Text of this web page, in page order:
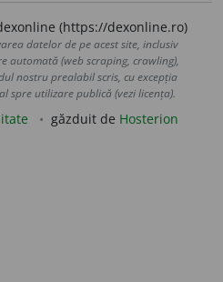
(https://dexonline.ro)
datelor de pe acest site, inclusiv
automată (web scraping, crawling),
nostru prealabil scris, cu excepția
spre utilizare publică (vezi licența).
găzduit de Hosterion